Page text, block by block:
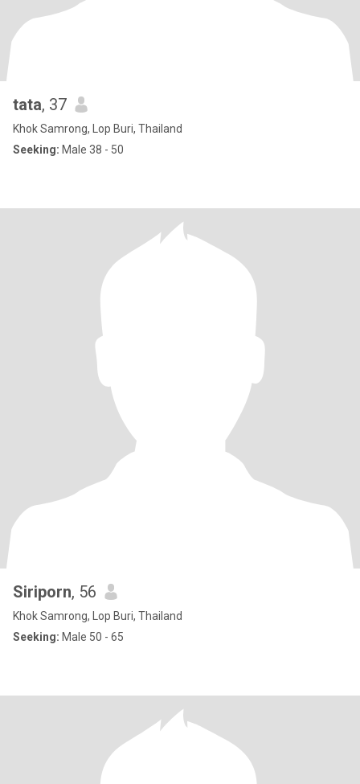
tata, 37
Khok Samrong, Lop Buri, Thailand
Seeking: Male 38 - 50
Siriporn, 56
Khok Samrong, Lop Buri, Thailand
Seeking: Male 50 - 65